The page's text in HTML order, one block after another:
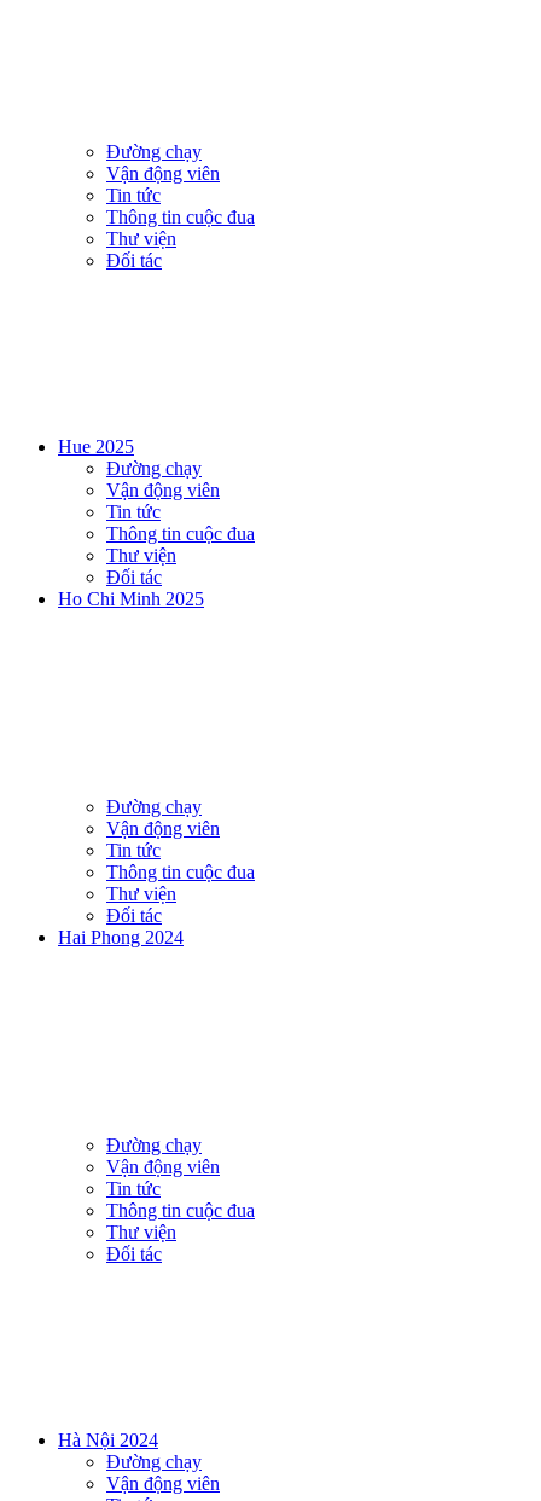
Đường chạy
Vận động viên
Tin tức
Thông tin cuộc đua
Thư viện
Đối tác
Hue 2025
Đường chạy
Vận động viên
Tin tức
Thông tin cuộc đua
Thư viện
Đối tác
Ho Chi Minh 2025
Đường chạy
Vận động viên
Tin tức
Thông tin cuộc đua
Thư viện
Đối tác
Hai Phong 2024
Đường chạy
Vận động viên
Tin tức
Thông tin cuộc đua
Thư viện
Đối tác
Hà Nội 2024
Đường chạy
Vận động viên